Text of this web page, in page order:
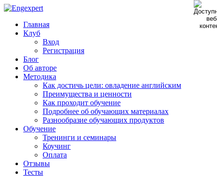
Главная
Клуб
Вход
Регистрация
Блог
Об авторе
Методика
Как достичь цели: овладение английским
Преимущества и ценности
Как проходит обучение
Подробнее об обучающих материалах
Разнообразие обучающих продуктов
Обучение
Тренинги и семинары
Коучинг
Оплата
Отзывы
Тесты